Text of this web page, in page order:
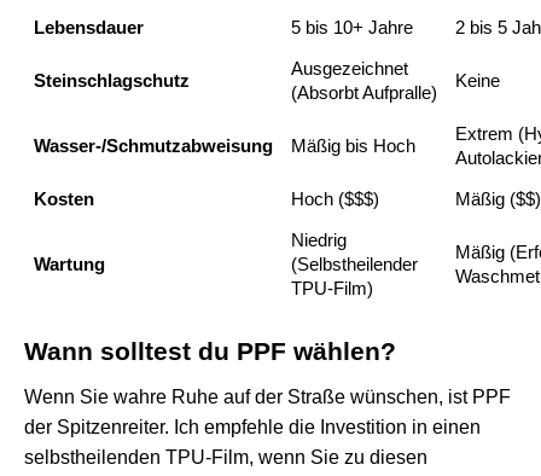
Lebensdauer
5 bis 10+ Jahre 2 bis 5
Steinschlagschutz
Ausgezeichnet
(Absorbt Aufpralle)
Keine
Wasser-/Schmutzabweisung Mäßig bis Hoch
Extrem
Kosten
Hoch ($$$) Mäßig ($$)
Wartung
Niedrig
(Selbstheilender
TPU-Film)
Mäßig
Wann solltest du PPF wählen?
Wenn Sie wahre Ruhe auf der Straße wünschen, ist PPF
der Spitzenreiter. Ich empfehle die Investition in einen
selbstheilenden TPU-Film, wenn Sie zu diesen